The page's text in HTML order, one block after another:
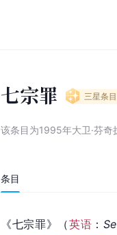
七宗罪 三星条目
该条目为1995年大卫·芬奇
条目
《七宗罪》（英语 ：